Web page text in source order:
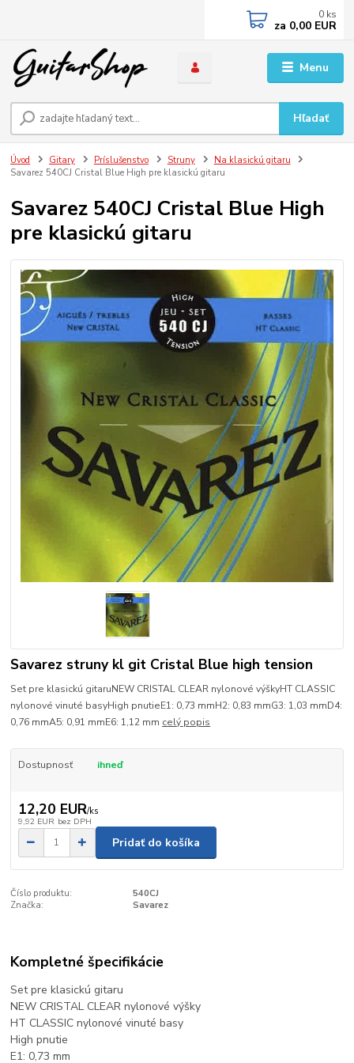
Menu
Hľadať
0 ks
za 0,00 EUR
Úvod Gitary Príslušenstvo Struny
Na klasickú gitaru
Savarez 540CJ Cristal Blue High pre klasickú gitaru
Savarez 540CJ Cristal Blue High
pre klasickú gitaru
Savarez struny kl git Cristal Blue high tension
Set pre klasickú gitaruNEW CRISTAL CLEAR nylonové výškyHT CLASSIC
nylonové vinuté basyHigh pnutieE1: 0,73 mmH2: 0,83 mmG3: 1,03 mmD4:
0,76 mmA5: 0,91 mmE6: 1,12 mm celý popis
Dostupnosť ihneď
12,20 EUR/ks
9,92 EUR bez DPH
Pridať do košíka
Číslo produktu:
540CJ
Značka:
Savarez
Kompletné špecifikácie
Set pre klasickú gitaru
NEW CRISTAL CLEAR nylonové výšky
HT CLASSIC nylonové vinuté basy
High pnutie
E1: 0,73 mm